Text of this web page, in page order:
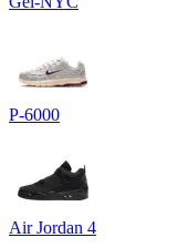
P-6000
Air Jordan 4